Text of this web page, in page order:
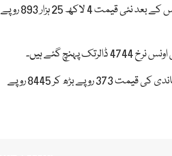
اسی طرح 10 گرام سونے کی قیمت میں 6 ہزار 687 روپے اضافہ ہوا، جس کے بعد نئی قیمت 4 لاکھ 25 ہزار 893 روپے
ملک میں چاندی کی قیمت میں بھی مزید اضافہ ہوا ہے ، فی تولہ چاندی کی قیمت 373 روپے بڑھ کر 8445 روپے